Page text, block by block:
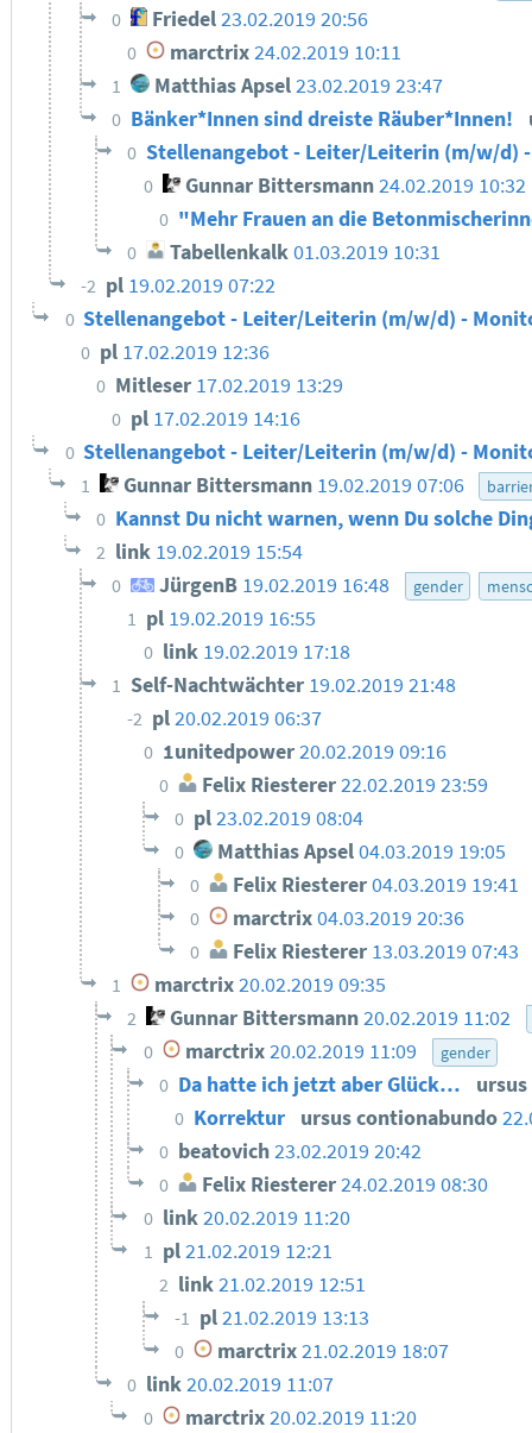
0 Friedel 23.02.2019 20:56
0 marctrix24.02.2019 10:11
1 Matthias Apsel23.02.2019 23:47
0 Bänker*Innen sind dreiste Räuber*Innen!
0 Stellenangebot - Leiter/Leiterin (m/w/
0 Gunnar Bittersmann24.02.2019 10:32
0 "Mehr Frauen an die
0 Tabellenkalk01.03.2019 10:31
-2 pl 19.02.2019 07:22
0 Stellenangebot - Leiter/Leiterin (m/w/d) -
0 pl 17.02.2019 12:36
0 Mitleser 17.02.2019 13:29
0 pl 17.02.2019 14:16
0 Stellenangebot - Leiter/Leiterin (m/w/d) -
1 Gunnar Bittersmann 19.02.2019 07:06
0 Kannst Du nicht warnen, wenn Du solche
2 link 19.02.2019 15:54
0 JürgenB 19.02.2019 16:48 gender
1 pl 19.02.2019 16:55
0 link 19.02.2019 17:18
1 Self-Nachtwächter 19.02.2019 21:48
-2 pl20.02.2019 06:37
0 1unitedpower20.02.2019 09:16
0 Felix Riesterer 22.02.2019 23:59
0 pl23.02.2019 08:04
0 Matthias Apsel04.03.2019 19:05
0 Felix Riesterer04.03.2019 19:41
0 marctrix04.03.2019 20:36
0 Felix Riesterer 13.03.2019 07:43
1 marctrix20.02.2019 09:35
2 Gunnar Bittersmann20.02.2019 11:02
0 marctrix20.02.2019 11:09 gender
0 Da hatte ich jetzt aber Glück…
0 Korrektur ursus contionabundo
0 beatovich23.02.2019 20:42
0 Felix Riesterer 24.02.2019 08:30
0 link20.02.2019 11:20
1 pl21.02.2019 12:21
2 link21.02.2019 12:51
-1 pl21.02.2019 13:13
0 marctrix21.02.2019 18:07
0 link20.02.2019 11:07
0 marctrix20.02.2019 11:20